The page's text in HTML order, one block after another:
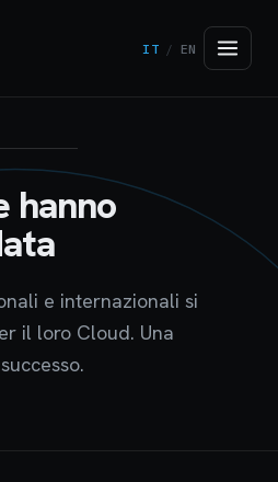
IT / EN
hanno
e internazionali si
il loro Cloud. Una